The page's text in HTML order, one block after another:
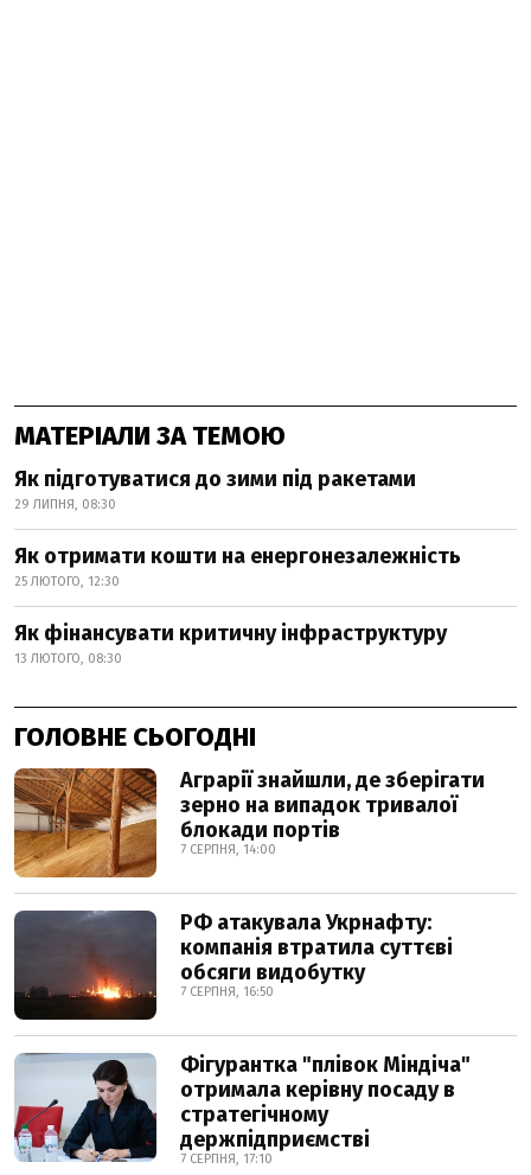
МАТЕРІАЛИ ЗА ТЕМОЮ
Як підготуватися до зими під ракетами
29 ЛИПНЯ, 08:30
Як отримати кошти на енергонезалежність
25 ЛЮТОГО, 12:30
Як фінансувати критичну інфраструктуру
13 ЛЮТОГО, 08:30
ГОЛОВНЕ СЬОГОДНІ
Аграрії знайшли, де зберігати
зерно на випадок тривалої
блокади портів
7 СЕРПНЯ, 14:00
РФ атакувала Укрнафту:
компанія втратила суттєві
обсяги видобутку
7 СЕРПНЯ, 16:50
Фігурантка "плівок Міндіча"
отримала керівну посаду в
стратегічному
держпідприємстві
7 СЕРПНЯ, 17:10